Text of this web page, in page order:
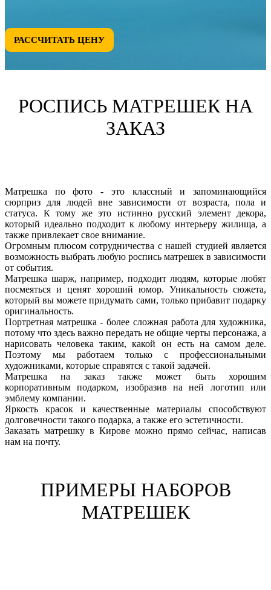
РАССЧИТАТЬ ЦЕНУ
РОСПИСЬ МАТРЕШЕК НА
ЗАКАЗ
Матрешка по фото - это классный и запоминающийся
сюрприз для людей вне зависимости от возраста, пола и
статуса. К тому же это истинно русский элемент декора,
который идеально подходит к любому интерьеру жилища, а
также привлекает свое внимание.
Огромным плюсом сотрудничества с нашей студией является
возможность выбрать любую роспись матрешек в зависимости
от события.
Матрешка шарж, например, подходит людям, которые любят
посмеяться и ценят хороший юмор. Уникальность сюжета,
который вы можете придумать сами, только прибавит подарку
оригинальность.
Портретная матрешка - более сложная работа для художника,
потому что здесь важно передать не общие черты персонажа, а
нарисовать человека таким, какой он есть на самом деле.
Поэтому мы работаем только с профессиональными
художниками, которые справятся с такой задачей.
Матрешка на заказ также может быть хорошим
корпоративным подарком, изобразив на ней логотип или
эмблему компании.
Яркость красок и качественные материалы способствуют
долговечности такого подарка, а также его эстетичности.
Заказать матрешку в Кирове можно прямо сейчас, написав
нам на почту.
ПРИМЕРЫ НАБОРОВ
МАТРЕШЕК